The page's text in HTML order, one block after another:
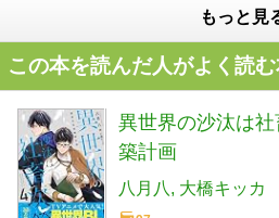
もっと見
この本を読んだ人がよく読
異世界の沙汰は
築計画
八月八 大橋キッカ